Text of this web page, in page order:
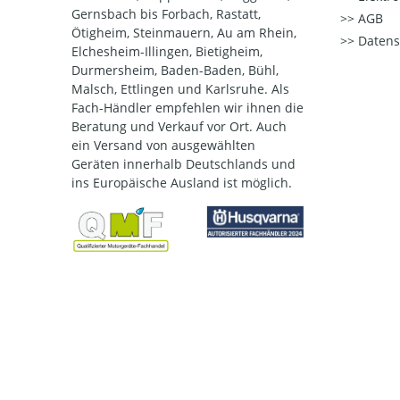
Gernsbach bis Forbach, Rastatt,
Ötigheim, Steinmauern, Au am Rhein,
Elchesheim-Illingen, Bietigheim,
Durmersheim, Baden-Baden, Bühl,
Malsch, Ettlingen und Karlsruhe. Als
Fach-Händler empfehlen wir ihnen die
Beratung und Verkauf vor Ort. Auch
ein Versand von ausgewählten
Geräten innerhalb Deutschlands und
ins Europäische Ausland ist möglich.
AGB